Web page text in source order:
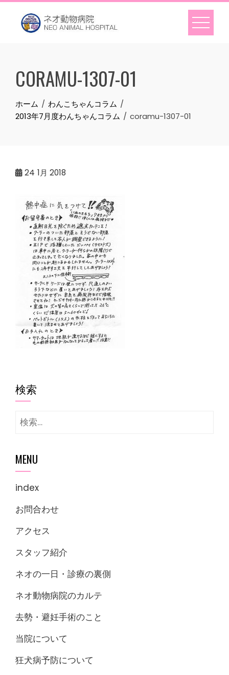
Skip
content
CORAMU-1307-01
ホーム
わんこちゃんコラム
2013年7月度わんちゃんコラム
coramu-1307-01
24 1月 2018
検索
検
MENU
index
お問合わせ
アクセス
スタッフ紹介
ネオの一日・診療の裏側
ネオ動物病院のカルテ
去勢・避妊手術のこと
当院について
狂犬病予防について